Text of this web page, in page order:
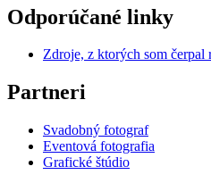
Odporúčané linky
Zdroje, z ktorých som čerpal
Partneri
Svadobný fotograf
Eventová fotografia
Grafické štúdio